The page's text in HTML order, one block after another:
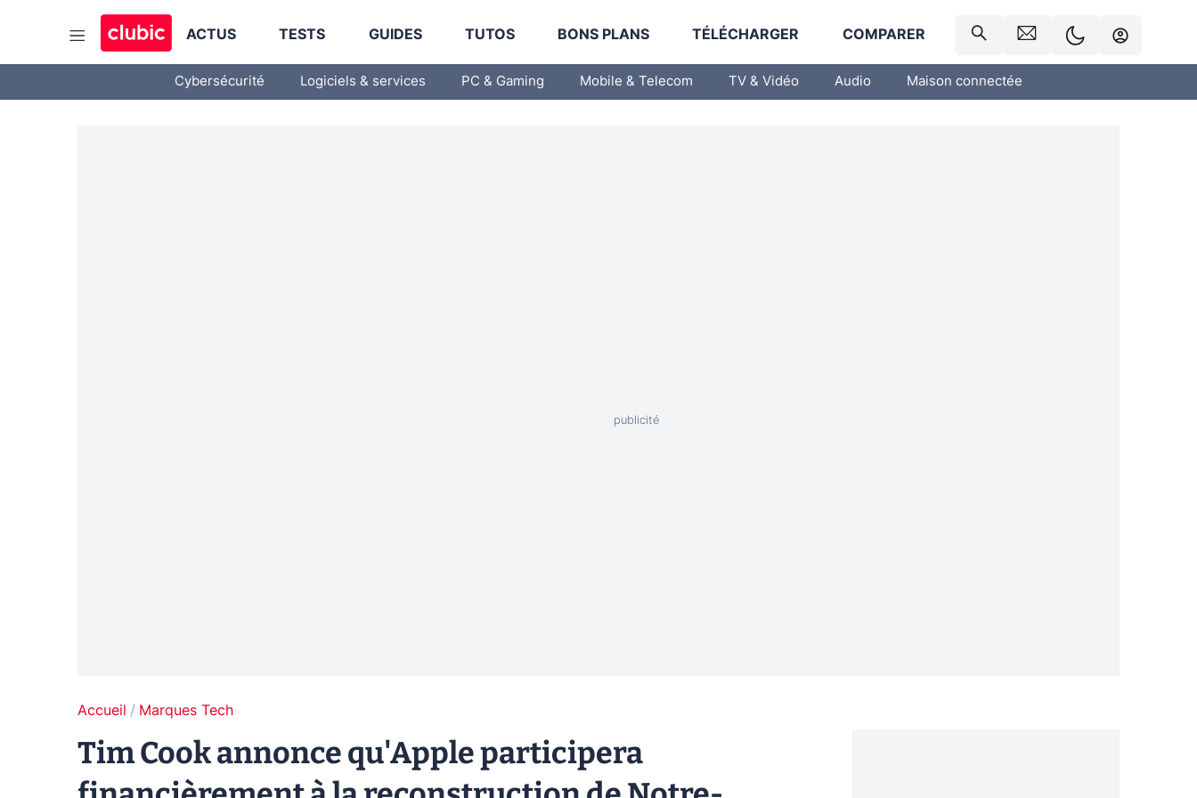
ACTUS TESTS GUIDES TUTOS BONS PLANS TÉLÉCHARGER COMPARER
Cybersécurité Logiciels & services PC & Gaming Mobile & Telecom TV & Vidéo Audio Maison connectée
Accueil Marques Tech
Tim Cook annonce qu'Apple participera